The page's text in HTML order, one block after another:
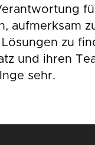
aufmerksam
zu
und ihren
sehr.